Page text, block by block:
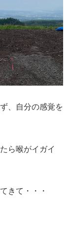
、自分の感覚を
ら喉がイガイ
きて・・・